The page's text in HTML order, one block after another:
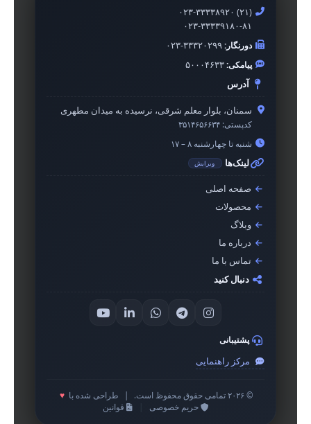
۰۲۳-۳۳۳۳۸۹۲۰ (۲۱)
۰۲۳-۳۳۳۳۹۱۸۰-۸۱
دورنگار:۰۲۳-۳۳۳۲۰۲۹۹
پیامکی:۵۰۰۰۴۶۳۳
آدرس
سمنان، بلوار معلم شرقی، نرسیده به میدان مطهری
کدپستی: ۳۵۱۴۶۵۶۶۳۴
شنبه تا چهارشنبه ۸ – ۱۷
لینک‌ها ویرایش
صفحه اصلی
محصولات
وبلاگ
درباره ما
تماس با ما
دنبال کنید
پشتیبانی
مرکز راهنمایی
© ۲۰۲۶ تمامی حقوق محفوظ است. طراحی شده با ♥
حریم خصوصی
قوانین